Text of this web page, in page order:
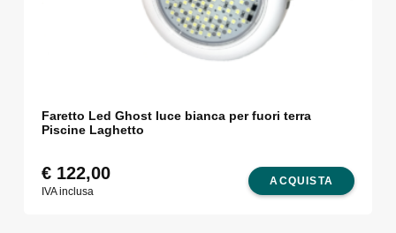
Faretto Led Ghost luce bianca per fuori terra
Piscine Laghetto
ACQUISTA
€122,00
IVA inclusa